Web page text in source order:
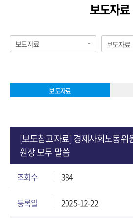
보도자료
보도자료 보도자료
보도자료
[보도참고자료] 경제사회노동위
원장 모두 말씀
조회수 384
등록일 2025-12-22